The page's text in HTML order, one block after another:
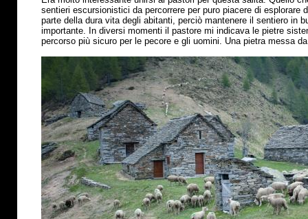
sentieri escursionistici da percorrere per puro piacere di esplorare
parte della dura vita degli abitanti, perciò mantenere il sentiero in
importante. In diversi momenti il pastore mi indicava le pietre
percorso più sicuro per le pecore e gli uomini. Una pietra messa